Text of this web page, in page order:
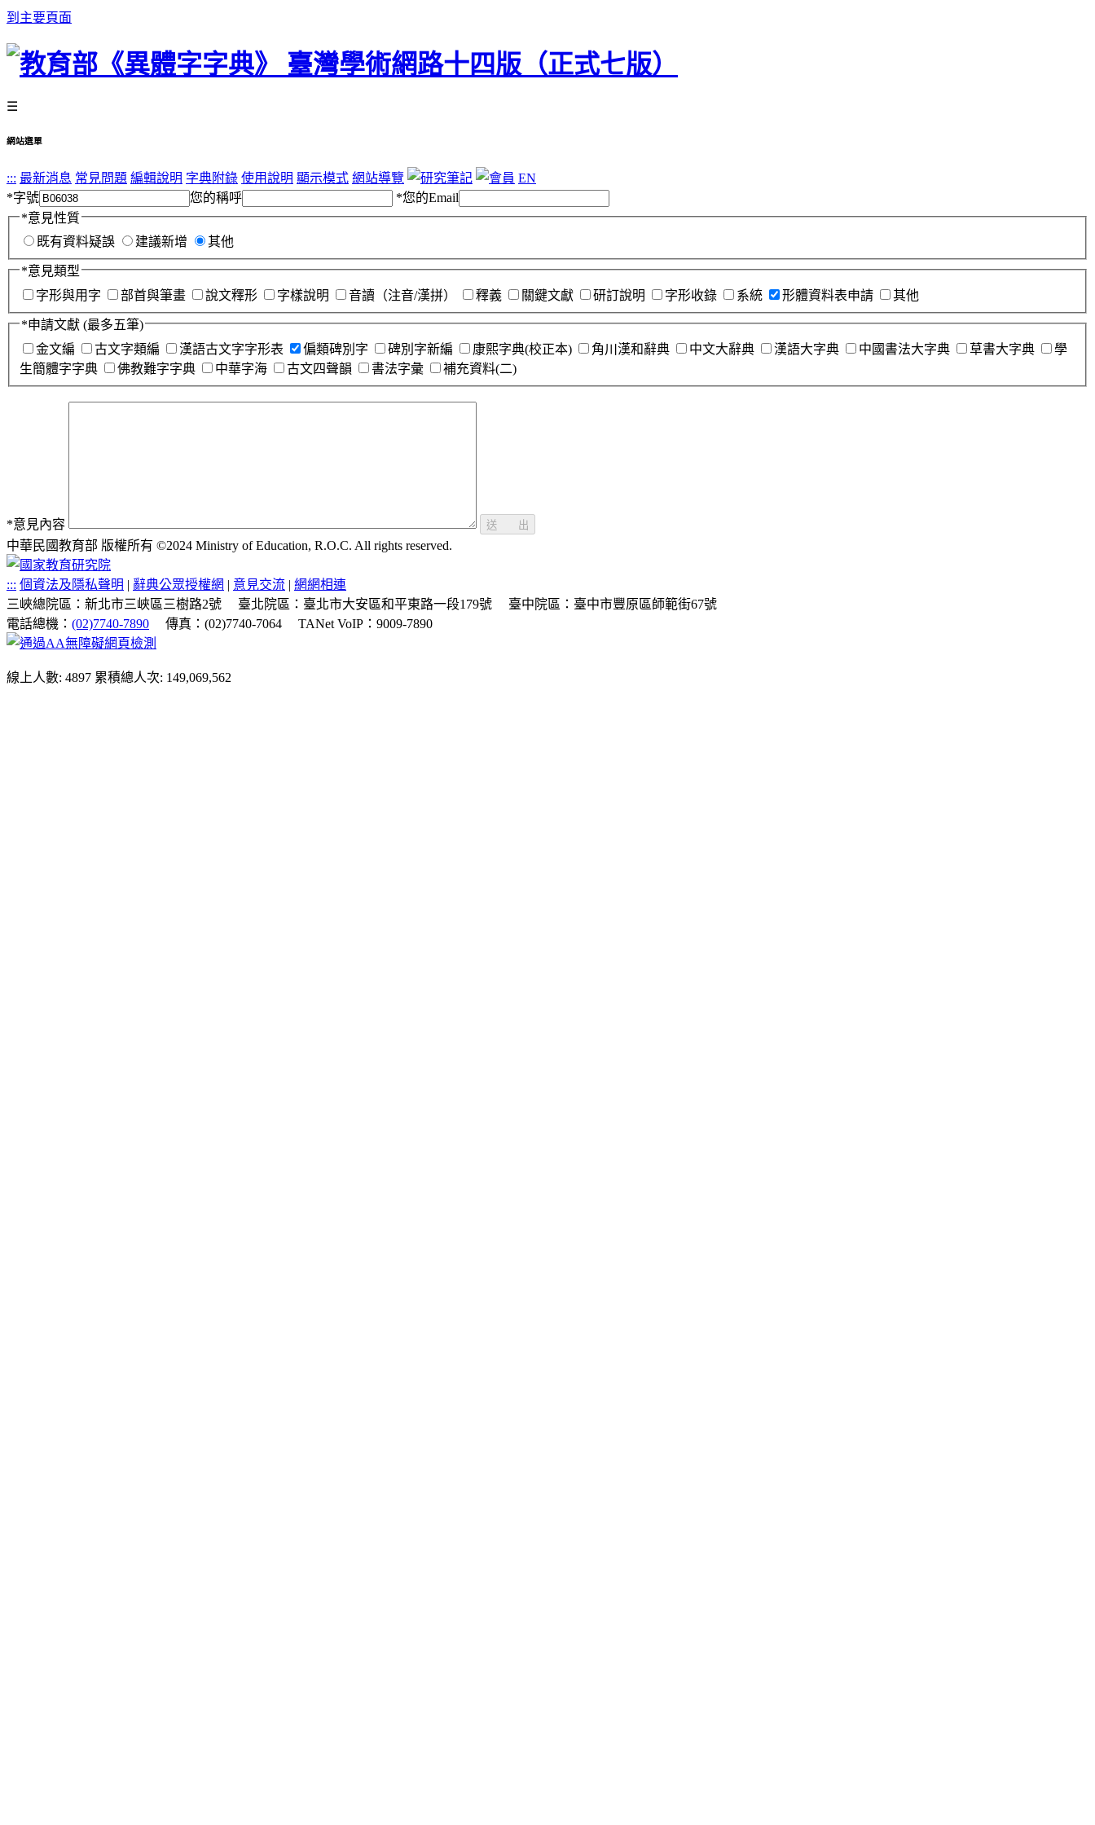
到主要頁面
☰
網站選單
::: 最新消息 常見問題 編輯說明 字典附錄 使用說明 顯示模式 網站導覽
EN
*字號 您的稱呼 *您的Email
*意見性質
既有資料疑誤
建議新增 其他
*意見類型
字形與用字
部首與筆畫 說文釋形 字樣說明 音讀（注音/漢拼） 釋義 關鍵文獻 研訂說明 字形收錄 系統 形體資料表申請 其他
*申請文獻 (最多五筆)
金文編
古文字類編 漢語古文字字形表 偏類碑別字 碑別字新編 康熙字典(校正本) 角川漢和辭典 中文大辭典 漢語大字典 中國書法大字典 草書大字典
學
生簡體字字典
佛教難字字典 中華字海 古文四聲韻 書法字彙 補充資料(二)
*意見內容 送 出
中華民國教育部 版權所有 ©2024 Ministry of Education, R.O.C. All rights reserved.
::: 個資法及隱私聲明 | 辭典公眾授權網 | 意見交流 | 網網相連
三峽總院區：新北市三峽區三樹路2號
臺北院區：臺北市大安區和平東路一段179號
臺中院區：臺中市豐原區師範街67號
電話總機： (02)7740-7890 傳真：(02)7740-7064 TANet VoIP：9009-7890
線上人數: 4897 累積總人次: 149,069,562